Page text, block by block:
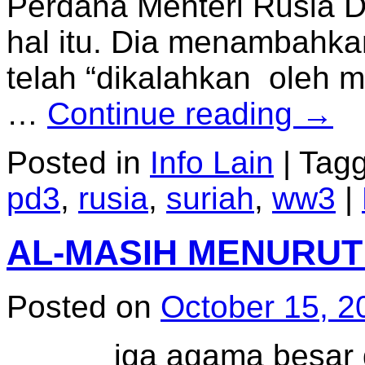
hal itu. Dia
telah “dikalahkan oleh
… Continue reading →
Posted in Info Lain |
pd3, rusia, suriah, ww3 |
AL-MASIH
Posted on October 15,
iga agama besar